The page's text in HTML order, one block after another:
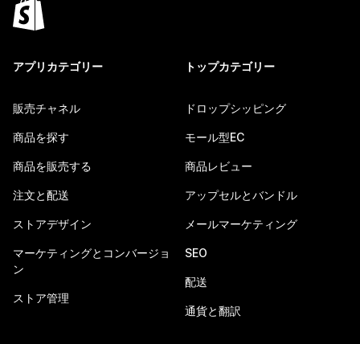
アプリカテゴリー
販売チャネル
商品を探す
商品を販売する
注文と配送
ストアデザイン
マーケティングとコンバージョ
ン
ストア管理
トップカテゴリー
ドロップシッピング
モール型EC
商品レビュー
アップセルとバンドル
メールマーケティング
SEO
配送
通貨と翻訳